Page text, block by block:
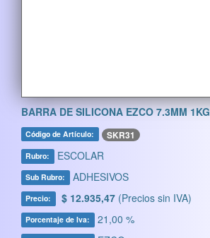
BARRA DE SILICONA EZCO 7.3MM 1KG
Código de Artículo: SKR31
Rubro: ESCOLAR
Sub Rubro: ADHESIVOS
Precio: $ 12.935,47 (Precios sin IVA)
Porcentaje de Iva: 21,00 %